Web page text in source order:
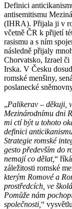
Definici
antisemitismu
(IHRA). Přijala ji v
včetně ČR k přijetí
rasismu a s ním
následně přijaly
Chorvatsko, Izrael
Irska. V Česku
romské menšiny,
poslanecké
„Palikerav – děkuji,
Mezinárodnímu dni
mi ctí být u tohoto
definici
Strategie romské
gesto především do
nemají co dělat,“
záležitosti romské
kterým Romové a
prostředcích, ve
Pomůže nám
společnosti, “